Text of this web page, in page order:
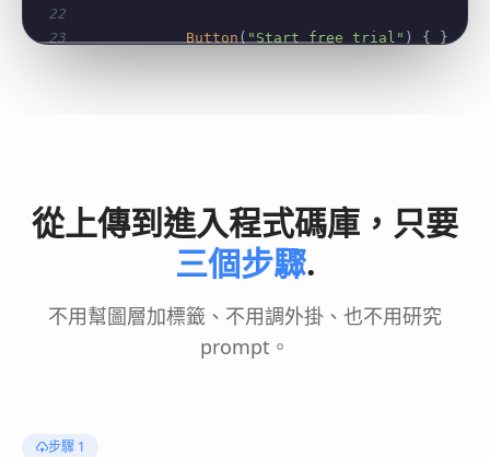
22
23
Button("Start free trial" ) {
}
30
}
31
}
padding(28)
background(. white,
. shadow : . black opacity 0.04
35
}
從上傳到進入程式碼庫，只要
三個步驟.
不用幫圖層加標籤、不用調外掛、也不用研究
prompt。
步驟 1